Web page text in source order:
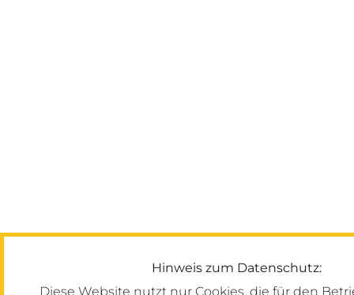
Hinweis zum Datenschutz:
Diese Website nutzt nur Cookies, die für den